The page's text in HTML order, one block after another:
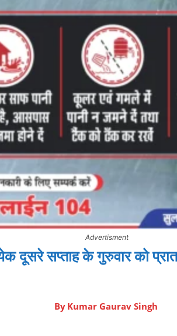
Advertisment
दूसरे सप्ताह के गुरुवार को
By Kumar Gaurav Singh